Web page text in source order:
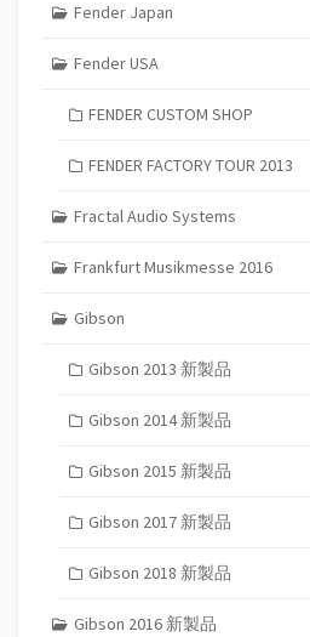
Fender Japan
Fender USA
FENDER CUSTOM SHOP
FENDER FACTORY TOUR 2013
Fractal Audio Systems
Frankfurt Musikmesse 2016
Gibson
Gibson 2013 新製品
Gibson 2014 新製品
Gibson 2015 新製品
Gibson 2017 新製品
Gibson 2018 新製品
Gibson 2016 新製品